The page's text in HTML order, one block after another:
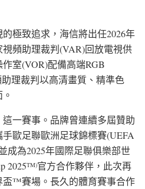
極致追求，海信將出任2026年
頻助理裁判(VAR)回放電視供
室(VOR)配備高端RGB
理裁判以高清畫質、精準色
一賽事。品牌曾連續多屆贊助
歐足聯歐洲足球錦標賽(UEFA
成為2025年國際足聯俱樂部世
2025TM)官方合作夥伴，此次再
盃™賽場。長久的體育賽事合作